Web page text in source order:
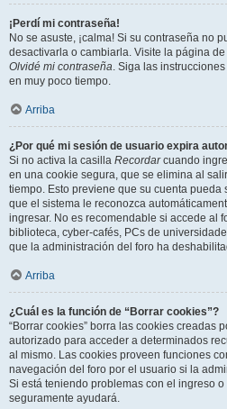
¡Perdí mi contraseña!
No se asuste, ¡calma! Si su contraseña no
desactivarla o cambiarla. Visite la página
Olvidé mi contraseña. Siga las
en muy poco tiempo.
Arriba
¿Por qué mi sesión de usuario expira
Si no activa la casilla Recordarcuando
en una cookie segura, que se elimina al
tiempo. Esto previene que su cuenta pueda
que el sistema le reconozca
ingresar. No es recomendable si accede al
biblioteca, cyber-cafés, PCs de
que la administración del foro ha
Arriba
¿Cuál es la función de “Borrar cookies”?
“Borrar cookies” borra las cookies creadas
autorizado para acceder a determinados
al mismo. Las cookies proveen funciones
navegación del foro por el usuario si la
Si está teniendo problemas con el ingreso
seguramente ayudará.